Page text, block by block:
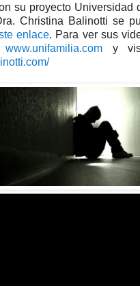
su proyecto Universidad
Christina Balinotti se
enlace. Para ver sus
www.unifamilia.com y